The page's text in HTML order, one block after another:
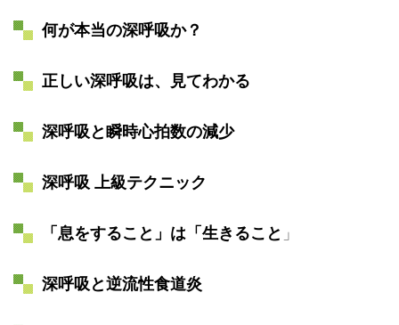
何が本当の深呼吸か？
正しい深呼吸は、見てわかる
深呼吸と瞬時心拍数の減少
深呼吸 上級テクニック
「息をすること」は「生きること 」
深呼吸と逆流性食道炎